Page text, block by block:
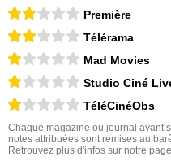
Première
Télérama
Mad Movies
Studio Ciné
TéléCinéObs
Chaque magazine ou journal ayant
notes attribuées sont remises au
Retrouvez plus d'infos sur notre page